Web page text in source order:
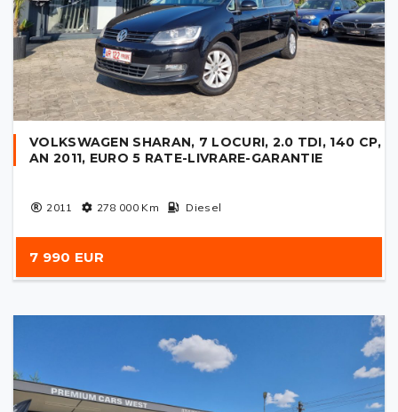
VOLKSWAGEN SHARAN, 7 LOCURI, 2.0 TDI, 140 CP,
AN 2011, EURO 5 RATE-LIVRARE-GARANTIE
2011 278 000Km Diesel
7 990 EUR